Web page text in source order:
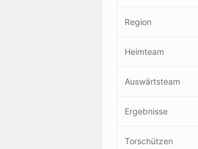
Region
Heimteam
Auswärtsteam
Ergebnisse
Torschützen